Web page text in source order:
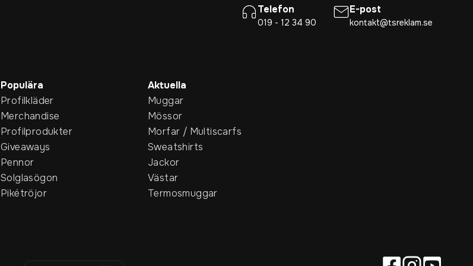
Telefon
019 - 12 34 90
E-post
kontakt@tsreklam.se
Populära
Profilkläder
Merchandise
Profilprodukter
Giveaways
Pennor
Solglasögon
Pikétröjor
Aktuella
Muggar
Mössor
Morfar / Multiscarfs
Sweatshirts
Jackor
Västar
Termosmuggar